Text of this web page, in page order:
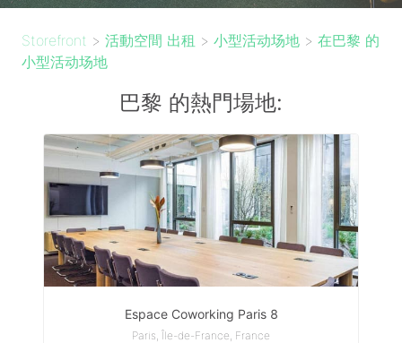
Storefront > 活動空間 出租 > 小型活动场地 > 在巴黎 的
小型活动场地
巴黎 的熱門場地:
Espace Coworking Paris 8
Paris, Île-de-France, France